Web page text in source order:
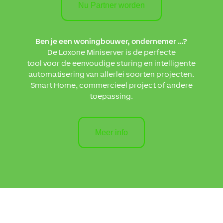
Nu Partner worden
Ben je een woningbouwer, ondernemer …?
De Loxone Miniserver is de perfecte
tool voor de eenvoudige sturing en intelligente
automatisering van allerlei soorten projecten.
Smart Home, commercieel project of andere
toepassing.
Meer info